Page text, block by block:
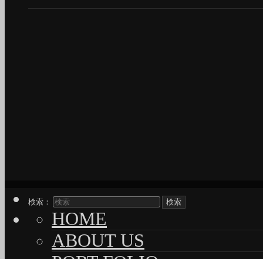
検索：
HOME
ABOUT US